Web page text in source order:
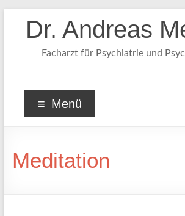
Dr. Andreas
Facharzt für Psychiatrie und
Menü
Meditation